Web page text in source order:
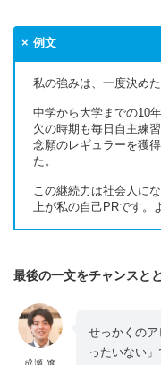
例文
私の強みは、一度決め
中学から大学までの10
欠の時期も毎日自主練
念願のレギュラーを獲
た。
この継続力は社会人に
上が私の自己PRです。
最後の一文をチャンスと
せっかくの
ったいない